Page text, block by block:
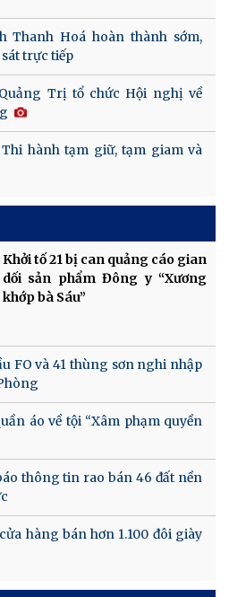
Thanh Hoá hoàn thành sớm,
trực tiếp
Trị tổ chức Hội nghị về
hành tạm giữ, tạm giam và
Khởi tố 21 bị can quảng cáo gian
dối sản phẩm Đông y “Xương
khớp bà Sáu”
FO và 41 thùng sơn nghi nhập
áo về tội “Xâm phạm quyền
thông tin rao bán 46 đất nền
hàng bán hơn 1.100 đôi giày